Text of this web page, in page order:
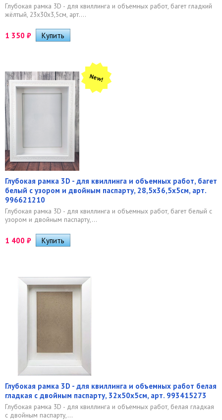
Глубокая рамка 3D - для квиллинга и объемных работ, багет гладкий
жёлтый, 23х30х3,5см, арт....
1 350 ₽
New!
Глубокая рамка 3D - для квиллинга и объемных работ, багет
белый с узором и двойным паспарту, 28,5х36,5х5см, арт.
996621210
Глубокая рамка 3D - для квиллинга и объемных работ, багет белый с
узором и двойным паспарту,...
1 400 ₽
Глубокая рамка 3D - для квиллинга и объемных работ белая
гладкая с двойным паспарту, 32х50х5см, арт. 993415273
Глубокая рамка 3D - для квиллинга и объемных работ, белая гладкая
с двойным паспарту,...